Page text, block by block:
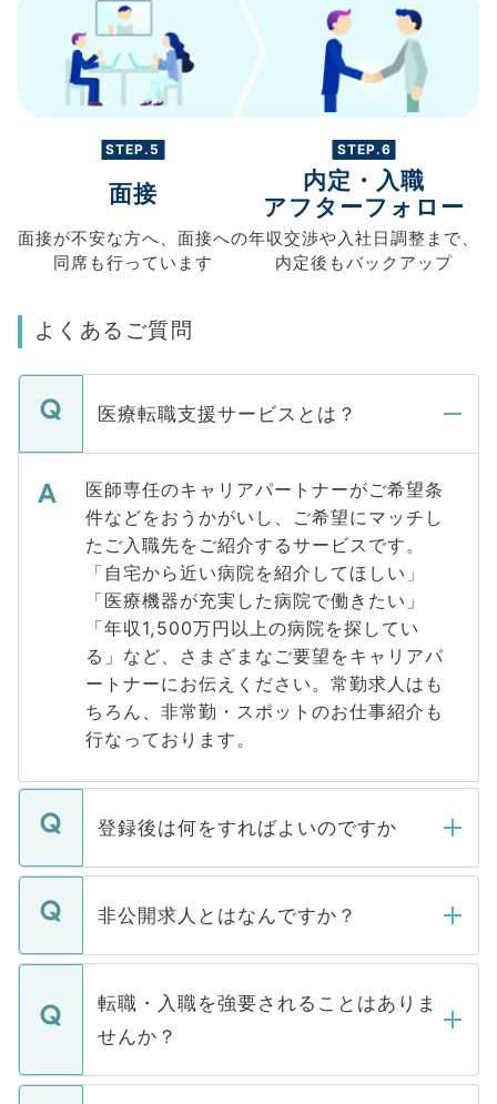
STEP.5
面接
面接が不安な方へ、 面接への
同席も行っています
STEP.6
内定・入職
アフターフォロー
年収交渉や入社日調整まで、
内定後もバックアップ
よくあるご質問
医療転職支援サービスとは？
医師専任のキャリアパートナーがご希望条
件などをおうかがいし、ご希望にマッチし
たご入職先をご紹介するサービスです。
「自宅から近い病院を紹介してほしい」
「医療機器が充実した病院で働きたい」
「年収1,500万円以上の病院を探してい
る」など、さまざまなご要望をキャリアパ
ートナーにお伝えください。常勤求人はも
ちろん、非常勤・スポットのお仕事紹介も
行なっております。
登録後は何をすればよいのですか
ご登録いただきましたら、弊社担当者がご
登録内容を確認し、その後メールもしくは
ます。通常、5営業日以内にはご連絡をせて
いただきますので、しばらくお待ちくださ
非公開求人とはなんですか？
マイナビDOCTORで取り扱っている求人の
うち約3割は、Webサイトからご覧いただ
けない「非公開求人」です。非公開求人は
下記の理由によって、一般には公開してい
ません。
転職・入職を強要されることはありま
せんか？
転職・入職を強要することは一切ありませ